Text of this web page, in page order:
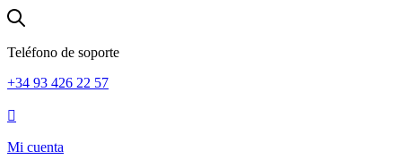
Teléfono de soporte
+34 93 426 22 57
Mi cuenta